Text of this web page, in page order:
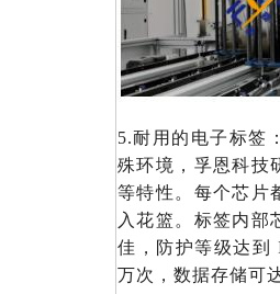
5.耐用的电子标签
殊环境，孚恩科技
等特性。每个芯片
入花篮。标签内部
佳，防护等级达到
万次，数据存储可